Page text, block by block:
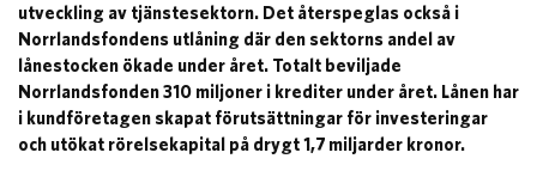
utveckling av tjänstesektorn. Det återspeglas också i
Norrlandsfondens utlåning där den sektorns andel av
lånestocken ökade under året. Totalt beviljade
Norrlandsfonden 310 miljoner i krediter under året. Lånen har
i kundföretagen skapat förutsättningar för investeringar
och utökat rörelsekapital på drygt 1,7 miljarder kronor.